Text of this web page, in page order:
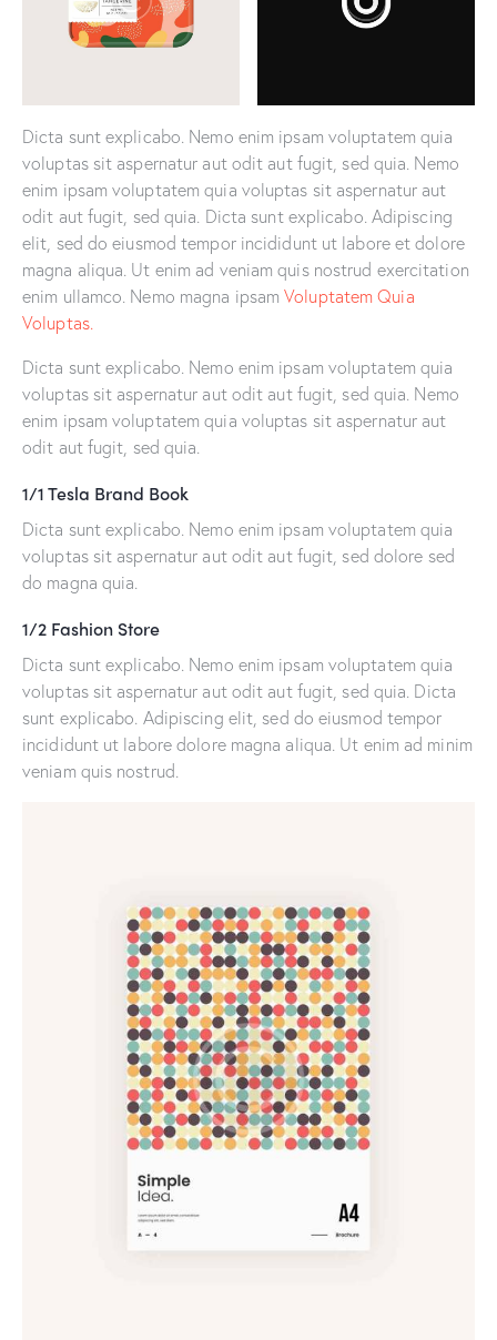
Dicta sunt explicabo. Nemo enim ipsam voluptatem quia
voluptas sit aspernatur aut odit aut fugit, sed quia. Nemo
enim ipsam voluptatem quia voluptas sit aspernatur aut
odit aut fugit, sed quia. Dicta sunt explicabo. Adipiscing
elit, sed do eiusmod tempor incididunt ut labore et dolore
magna aliqua. Ut enim ad veniam quis nostrud exercitation
enim ullamco. Nemo magna ipsamVoluptatem Quia
Voluptas.
Dicta sunt explicabo. Nemo enim ipsam voluptatem quia
voluptas sit aspernatur aut odit aut fugit, sed quia. Nemo
enim ipsam voluptatem quia voluptas sit aspernatur aut
odit aut fugit, sed quia.
1/1 Tesla Brand Book
Dicta sunt explicabo. Nemo enim ipsam voluptatem quia
voluptas sit aspernatur aut odit aut fugit, sed dolore sed
do magna quia.
1/2 Fashion Store
Dicta sunt explicabo. Nemo enim ipsam voluptatem quia
voluptas sit aspernatur aut odit aut fugit, sed quia. Dicta
sunt explicabo. Adipiscing elit, sed do eiusmod tempor
incididunt ut labore dolore magna aliqua. Ut enim ad minim
veniam quis nostrud.